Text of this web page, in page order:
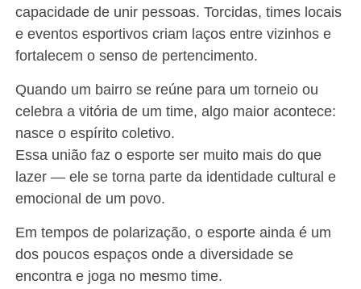
capacidade de unir pessoas. Torcidas, times locais
e eventos esportivos criam laços entre vizinhos e
fortalecem o senso de pertencimento.
Quando um bairro se reúne para um torneio ou
celebra a vitória de um time, algo maior acontece:
nasce o espírito coletivo.
Essa união faz o esporte ser muito mais do que
lazer — ele se torna parte da identidade cultural e
emocional de um povo.
Em tempos de polarização, o esporte ainda é um
dos poucos espaços onde a diversidade se
encontra e joga no mesmo time.